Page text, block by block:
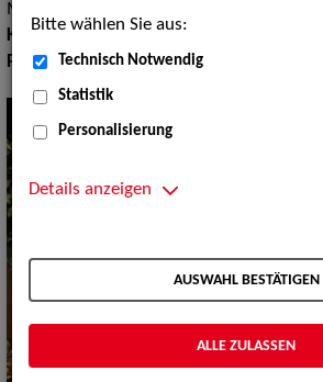
Musik, Jazz
Klassische und Historische Musik:
Pop Rock Tanzmusik:Big Bands Tanzmusik
Bitte wählen Sie aus:
Technisch Notwendig
Statistik
Personalisierung
Details anzeigen
AUSWAHL BESTÄTIGEN
ALLE ZULASSEN